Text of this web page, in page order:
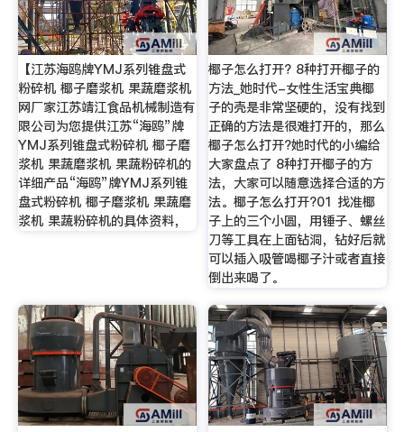
【江苏海鸥牌YMJ系列锥盘式
粉碎机 椰子磨浆机 果蔬磨浆机
网厂家江苏靖江食品机械制造有
限公司为您提供江苏“海鸥”牌
YMJ系列锥盘式粉碎机 椰子磨
浆机 果蔬磨浆机 果蔬粉碎机的
详细产品“海鸥”牌YMJ系列锥
盘式粉碎机 椰子磨浆机 果蔬磨
浆机 果蔬粉碎机的具体资料，
椰子怎么打开? 8种打开椰子的
方法_她时代-女性生活宝典椰
子的壳是非常坚硬的，没有找到
正确的方法是很难打开的，那么
椰子怎么打开?她时代的小编给
大家盘点了 8种打开椰子的方
法，大家可以随意选择合适的方
法。椰子怎么打开?01 找准椰
子上的三个小圆，用锤子、螺丝
刀等工具在上面钻洞，钻好后就
可以插入吸管喝椰子汁或者直接
倒出来喝了。